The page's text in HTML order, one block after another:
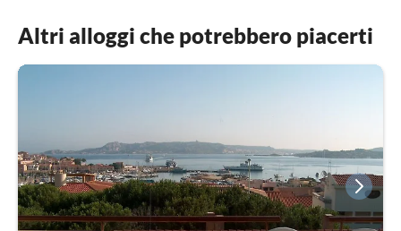
Altri alloggi che potrebbero piacerti